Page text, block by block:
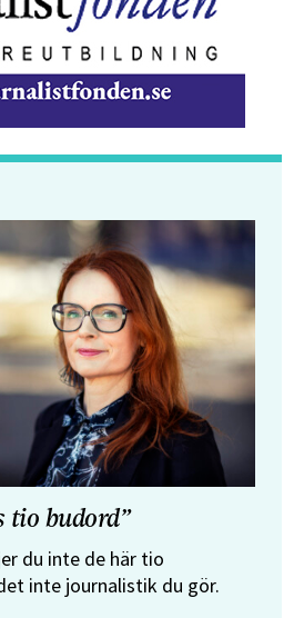
tio budord”
du inte de här tio
inte journalistik du gör.